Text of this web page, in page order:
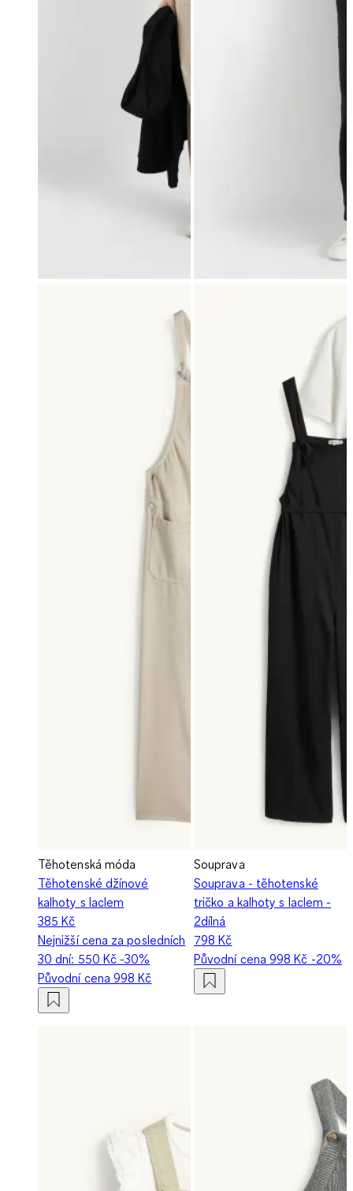
Těhotenská móda
Těhotenské džínové
kalhoty s laclem
385 Kč
Nejnižší cena za posledních
30 dní: 550 Kč -30%
Původní cena998 Kč
Souprava
Souprava - těhotenské
tričko a kalhoty s laclem -
2dílná
798 Kč
Původní cena998 Kč -20%